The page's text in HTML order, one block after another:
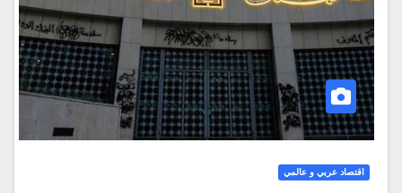
اقتصاد عربي و عالمي